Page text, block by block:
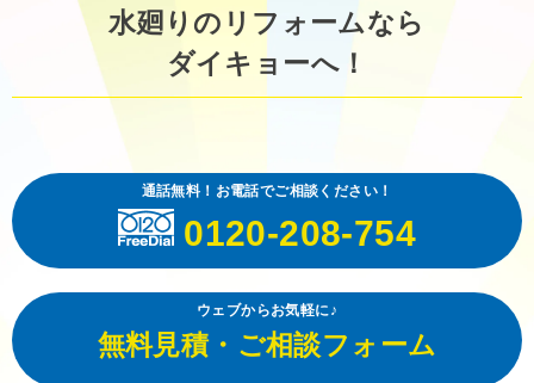
水廻りのリフォームなら
ダイキョーへ！
通話無料！お電話でご相談ください！
0120-208-754
ウェブからお気軽に♪
無料見積・ご相談フォーム